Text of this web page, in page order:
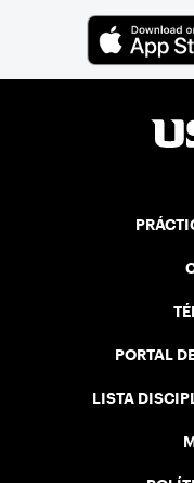
PORTAL
LISTA